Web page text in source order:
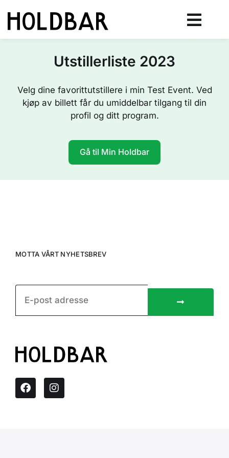
Utstillerliste 2023
Velg dine favorittutstillere i min Test Event. Ved
kjøp av billett får du umiddelbar tilgang til din
profil og ditt program.
Gå til Min Holdbar
MOTTA VÅRT NYHETSBREV